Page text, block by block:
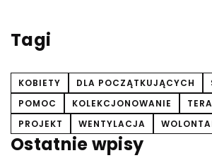
Tagi
KOBIETY DLA POCZĄTKUJĄCYCH
POMOC
KOLEKCJONOWANIE
PROJEKT
WENTYLACJA
Ostatnie wpisy